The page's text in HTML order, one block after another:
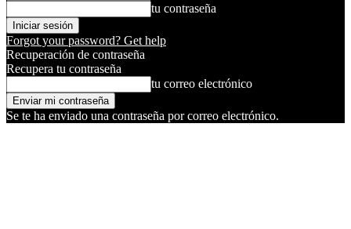
tu contraseña
Forgot your password? Get help
Recuperación de contraseña
Recupera tu contraseña
tu correo electrónico
Se te ha enviado una contraseña por correo electrónico.